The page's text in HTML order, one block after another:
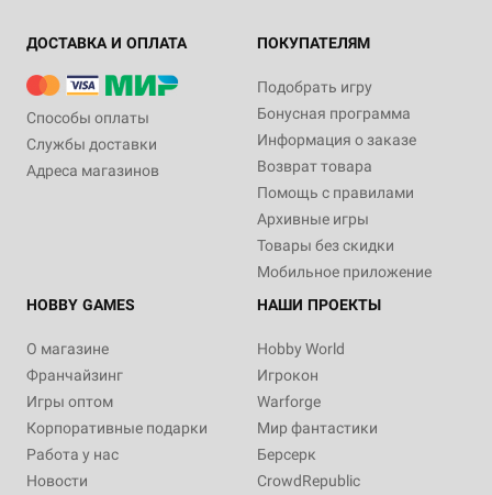
ДОСТАВКА И ОПЛАТА
Способы оплаты
Службы доставки
Адреса магазинов
ПОКУПАТЕЛЯМ
Подобрать игру
Бонусная программа
Информация о заказе
Возврат товара
Помощь с правилами
Архивные игры
Товары без скидки
Мобильное приложение
HOBBY GAMES
О магазине
Франчайзинг
Игры оптом
Корпоративные подарки
Работа у нас
Новости
НАШИ ПРОЕКТЫ
Hobby World
Игрокон
Warforge
Мир фантастики
Берсерк
CrowdRepublic